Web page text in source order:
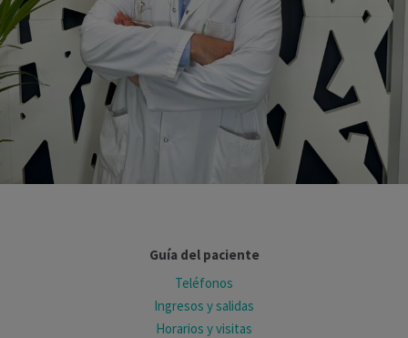
Guía del paciente
Teléfonos
Ingresos y salidas
Horarios y visitas